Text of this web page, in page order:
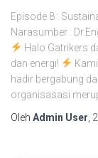
Episode 8 :
Narasumber :
Halo Gatrikers
dan energi!
hadir bergabung
organisasasi
Oleh Admin User